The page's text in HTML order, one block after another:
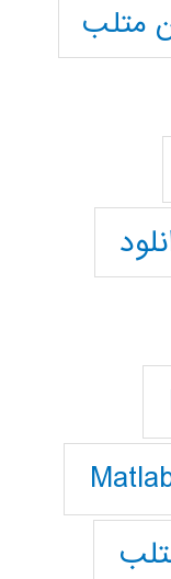
متلب